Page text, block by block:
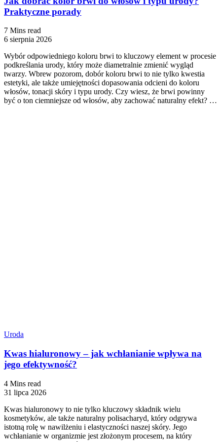
Praktyczne porady
7 Mins read
6 sierpnia 2026
Wybór odpowiedniego koloru brwi to kluczowy element w procesie
podkreślania urody, który może diametralnie zmienić wygląd
twarzy. Wbrew pozorom, dobór koloru brwi to nie tylko kwestia
estetyki, ale także umiejętności dopasowania odcieni do koloru
włosów, tonacji skóry i typu urody. Czy wiesz, że brwi powinny
być o ton ciemniejsze od włosów, aby zachować naturalny efekt? …
Uroda
Kwas hialuronowy – jak wchłanianie wpływa na
jego efektywność?
4 Mins read
31 lipca 2026
Kwas hialuronowy to nie tylko kluczowy składnik wielu
kosmetyków, ale także naturalny polisacharyd, który odgrywa
istotną rolę w nawilżeniu i elastyczności naszej skóry. Jego
wchłanianie w organizmie jest złożonym procesem, na który